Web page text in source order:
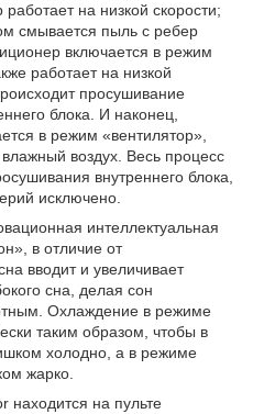
на низкой скорости;
смывается пыль с ребер
включается в режим
работает на низкой
просушивание
блока. И наконец,
в режим «вентилятор»,
воздух. Весь процесс
внутреннего блока,
исключено.
интеллектуальная
в отличие от
вводит и увеличивает
сна, делая сон
Охлаждение в режиме
таким образом, чтобы в
холодно, а в режиме
жарко.
находится на пульте